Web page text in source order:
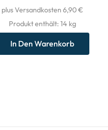
plus Versandkosten 6,90 €
Produkt enthält: 14 kg
In Den Warenkorb